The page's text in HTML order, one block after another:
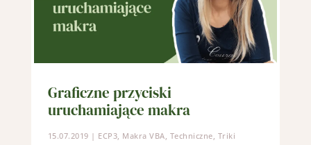
Graficzne przyciski
uruchamiające makra
15.07.2019 | ECP3 Makra VBA Techniczne Triki